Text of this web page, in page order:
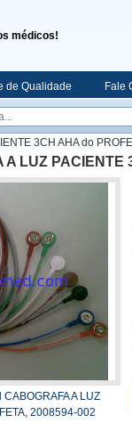
médicos!
de Qualidade Fale
3CH AHA do
LUZ PACIENTE
A LUZ
2008594-002